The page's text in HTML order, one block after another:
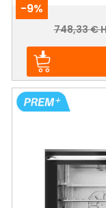
-9%
Prix
Prix
748,33 €